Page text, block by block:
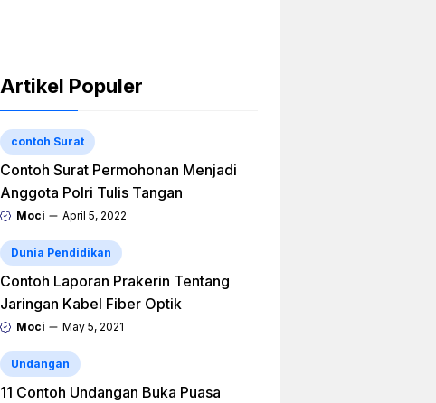
Artikel Populer
contoh Surat
Contoh Surat Permohonan Menjadi
Anggota Polri Tulis Tangan
Moci April 5, 2022
Dunia Pendidikan
Contoh Laporan Prakerin Tentang
Jaringan Kabel Fiber Optik
Moci May 5, 2021
Undangan
11 Contoh Undangan Buka Puasa